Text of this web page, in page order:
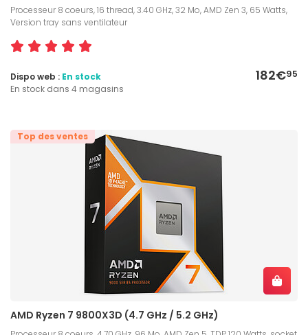
Processeur 8 coeurs, 16 thread, 3.40 GHz, 32 Mo, AMD Zen 3, 65 Watts,
Version tray sans ventilateur
182€95
Dispo web : En stock
En stock dans 4 magasins
Top des ventes
AMD Ryzen 7 9800X3D (4.7 GHz / 5.2 GHz)